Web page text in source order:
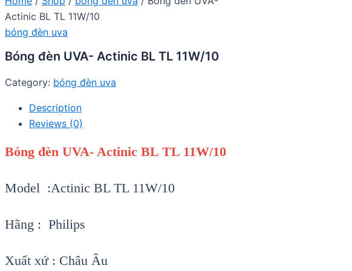
Actinic BL TL 11W/10
bóng đèn uva
Bóng đèn UVA- Actinic BL TL 11W/10
Category: bóng đèn uva
Description
Reviews (0)
Bóng đèn UVA- Actinic BL TL 11W/10
Model :Actinic BL TL 11W/10
Hãng : Philips
Xuất xứ : Châu Âu